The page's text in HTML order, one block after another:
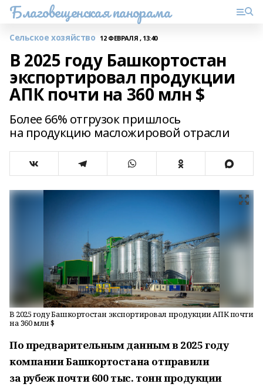
Благовещенская панорама
Сельское хозяйство 12 ФЕВРАЛЯ , 13:40
В 2025 году Башкортостан
экспортировал продукции
АПК почти на 360 млн $
Более 66% отгрузок пришлось
на продукцию масложировой отрасли
В 2025 году Башкортостан экспортировал продукции АПК почти
на 360 млн $
По предварительным данным в 2025 году
компании Башкортостана отправили
за рубеж почти 600 тыс. тонн продукции